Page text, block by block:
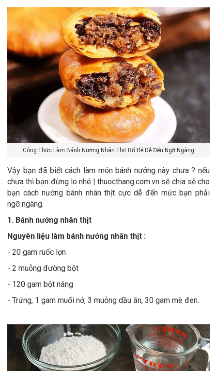
Công Thức Làm Bánh Nướng Nhân Thịt Bổ Rẻ Dễ Đến Ngỡ Ngàng
Vậy bạn đã biết cách làm món bánh nướng này chưa ? nếu
chưa thì bạn đừng lo nhé |thuocthang.com.vn sẽ chia sẽ cho
bạn cách nướng bánh nhân thịt cực dễ đến mức bạn phải
ngỡ ngàng.
1. Bánh nướng nhân thịt
Nguyên liệu làm bánh nướng nhân thịt :
- 20 gam ruốc lợn
- 2 muỗng đường bột
- 120 gam bột năng
- Trứng, 1 gam muối nở, 3 muỗng dầu ăn, 30 gam mè đen.